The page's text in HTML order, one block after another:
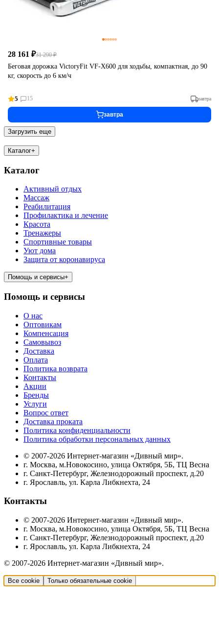
28 161 ₽31 290 ₽
Беговая дорожка VictoryFit VF-X600 для ходьбы, компактная, до 90
кг, скорость до 6 км/ч
5 15 завтра
завтра
Загрузить еще
Каталог+
Каталог
Активный отдых
Массаж
Реабилитация
Профилактика и лечение
Красота
Тренажеры
Спортивные товары
Уют дома
Защита от коронавируса
Помощь и сервисы+
Помощь и сервисы
О нас
Оптовикам
Компенсация
Самовывоз
Доставка
Оплата
Политика возврата
Контакты
Акции
Бренды
Услуги
Вопрос ответ
Доставка проката
Политика конфиденциальности
Политика обработки персональных данных
© 2007-2026 Интернет-магазин «Дивный мир».
г. Москва, м.Новокосино, улица Октября, 5Б, ТЦ Весна
г. Санкт-Петербург, Железнодорожный проспект, д.20
г. Ярославль, ул. Карла Либкнехта, 24
Контакты
© 2007-2026 Интернет-магазин «Дивный мир».
г. Москва, м.Новокосино, улица Октября, 5Б, ТЦ Весна
г. Санкт-Петербург, Железнодорожный проспект, д.20
г. Ярославль, ул. Карла Либкнехта, 24
© 2007-2026 Интернет-магазин «Дивный мир».
Все cookie Только обязательные cookie